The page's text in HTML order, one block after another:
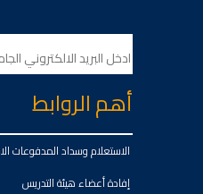
أهم الروابط
الاستعلام وسداد المدفوعات
إفادة أعضاء هيئة التدريس